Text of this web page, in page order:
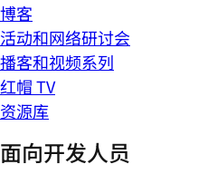
博客
活动和网络研讨会
播客和视频系列
红帽 TV
资源库
面向开发人员